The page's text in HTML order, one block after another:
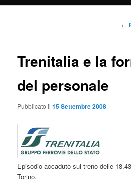
←
Trenitalia e la
del personale
Pubblicato il15 Settembre 2008
Episodio accaduto sul treno delle
Torino.